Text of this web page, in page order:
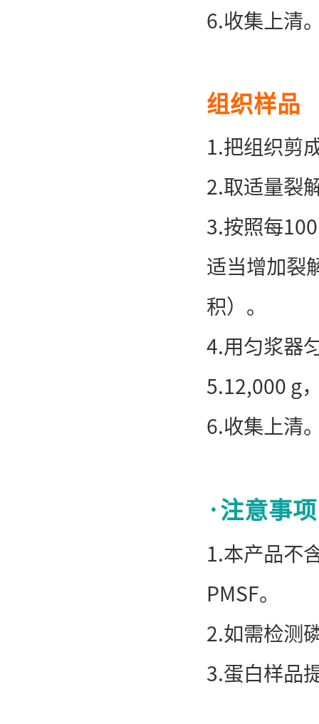
6.收集上清
组织样品
1.把组织剪
2.取适量裂
3.按照每
适当增加裂
积）。
4.用匀浆器
5.12,000 g
6.收集上清
· 注意事项
1.本产品不
PMSF。
2.如需检测
3.蛋白样品